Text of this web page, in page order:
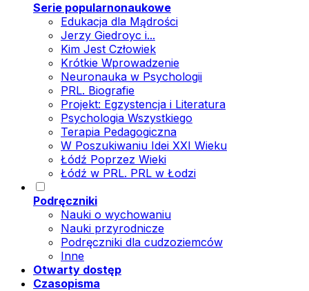
Serie popularnonaukowe
Edukacja dla Mądrości
Jerzy Giedroyc i...
Kim Jest Człowiek
Krótkie Wprowadzenie
Neuronauka w Psychologii
PRL. Biografie
Projekt: Egzystencja i Literatura
Psychologia Wszystkiego
Terapia Pedagogiczna
W Poszukiwaniu Idei XXI Wieku
Łódź Poprzez Wieki
Łódź w PRL. PRL w Łodzi
Podręczniki
Nauki o wychowaniu
Nauki przyrodnicze
Podręczniki dla cudzoziemców
Inne
Otwarty dostęp
Czasopisma